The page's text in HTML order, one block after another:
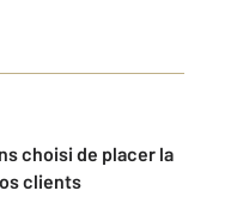
choisi de placer la
clients